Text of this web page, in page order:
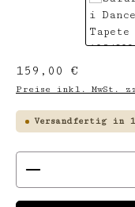
Regulärer Preis:
159,00 €
Preise inkl. MwSt.
Versandfertig in
Produkt